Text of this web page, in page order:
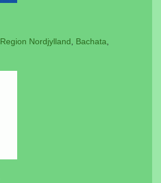
Region Nordjylland Bachata